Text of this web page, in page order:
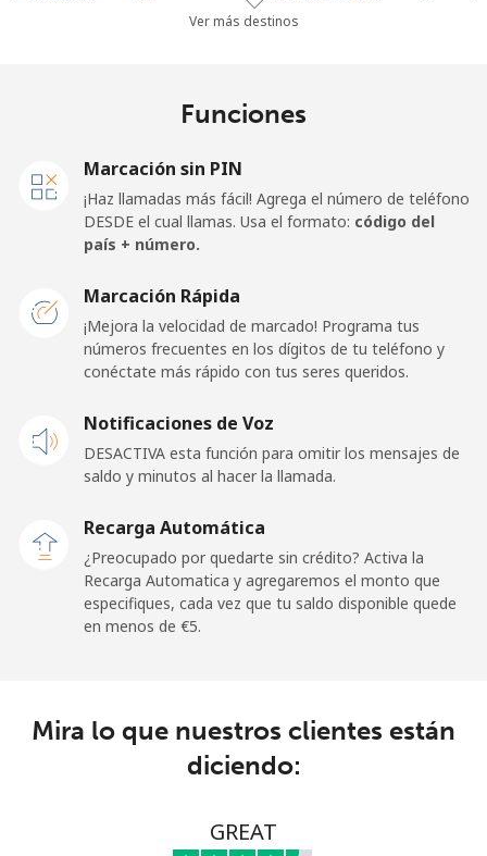
Línea fija ⁦24.9¢⁩ 40 min por ⁦€10⁩ -
Iraq
Línea fija ⁦25.9¢⁩ 38 min por ⁦€10⁩
Celular ⁦26.5¢⁩ 37 min por ⁦€10⁩
Ireland
Línea fija ⁦1.5¢⁩ 665 min por ⁦€10⁩
⁦2.3¢⁩ 434 min por ⁦€10⁩ -
Línea fija 222 min por ⁦€10⁩
80 min por ⁦€10⁩
Ver más destinos
Funciones
Marcación sin PIN
¡Haz llamadas más fácil! Agrega el número de teléfono
DESDE el cual llamas. Usa el formato: código del
país + número.
Marcación Rápida
¡Mejora la velocidad de marcado! Programa tus
números frecuentes en los dígitos de tu teléfono y
conéctate más rápido con tus seres queridos.
Notificaciones de Voz
DESACTIVA esta función para omitir los mensajes de
saldo y minutos al hacer la llamada.
Recarga Automática
¿Preocupado por quedarte sin crédito? Activa la
Recarga Automatica y agregaremos el monto que
especifiques, cada vez que tu saldo disponible quede
en menos de ⁦€5⁩.
Mira lo que nuestros clientes están
diciendo:
GREAT